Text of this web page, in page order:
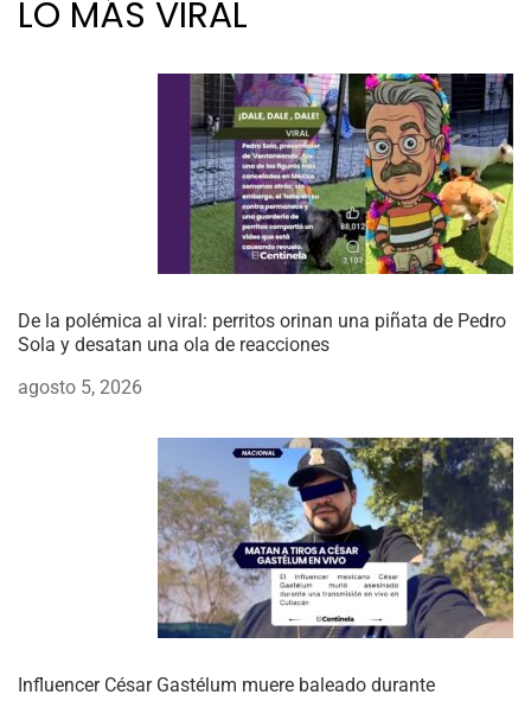
LO MÁS VIRAL
De la polémica al viral: perritos orinan una piñata de Pedro
Sola y desatan una ola de reacciones
agosto 5, 2026
Influencer César Gastélum muere baleado durante